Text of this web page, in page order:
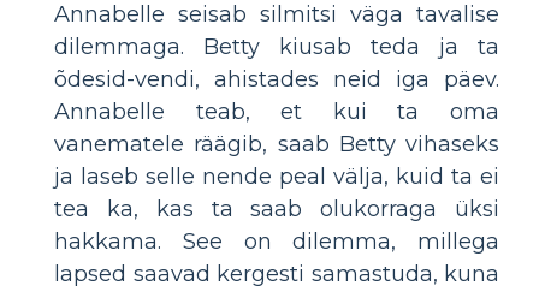
Annabelle seisab silmitsi väga tavalise
dilemmaga. Betty kiusab teda ja ta
õdesid-vendi, ahistades neid iga päev.
Annabelle teab, et kui ta oma
vanematele räägib, saab Betty vihaseks
ja laseb selle nende peal välja, kuid ta ei
tea ka, kas ta saab olukorraga üksi
hakkama. See on dilemma, millega
lapsed saavad kergesti samastuda, kuna